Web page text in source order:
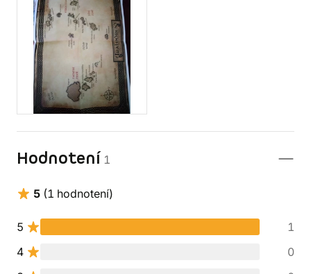
Hodnotení 1
5 (1 hodnotení)
5
1
4
0